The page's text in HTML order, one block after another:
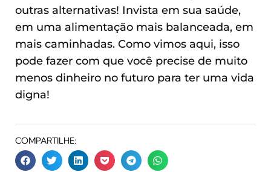
outras alternativas! Invista em sua saúde,
em uma alimentação mais balanceada, em
mais caminhadas. Como vimos aqui, isso
pode fazer com que você precise de muito
menos dinheiro no futuro para ter uma vida
digna!
COMPARTILHE: